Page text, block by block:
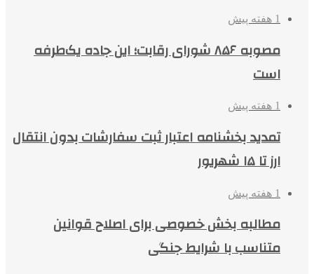
1 هفته پیش
مصوبه ۸۵۶ شورای رقابت؛ این جاده یک‌طرفه
است
1 هفته پیش
تمدید بخشنامه اعتبار ثبت سفارشات بدون انتقال
ارز تا ۱۵ شهریور
1 هفته پیش
مطالبه بخش خصوصی برای اصلاح قوانین
متناسب با شرایط جنگی